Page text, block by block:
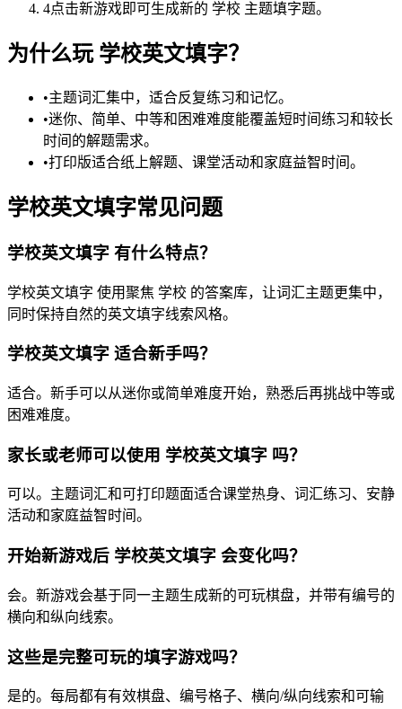
4点击新游戏即可生成新的 学校 主题填字题。
为什么玩 学校英文填字？
•主题词汇集中，适合反复练习和记忆。
•迷你、简单、中等和困难难度能覆盖短时间练习和较长
时间的解题需求。
•打印版适合纸上解题、课堂活动和家庭益智时间。
学校英文填字常见问题
学校英文填字 有什么特点？
学校英文填字 使用聚焦 学校 的答案库，让词汇主题更集中，
同时保持自然的英文填字线索风格。
学校英文填字 适合新手吗？
适合。新手可以从迷你或简单难度开始，熟悉后再挑战中等或
困难难度。
家长或老师可以使用 学校英文填字 吗？
可以。主题词汇和可打印题面适合课堂热身、词汇练习、安静
活动和家庭益智时间。
开始新游戏后 学校英文填字 会变化吗？
会。新游戏会基于同一主题生成新的可玩棋盘，并带有编号的
横向和纵向线索。
这些是完整可玩的填字游戏吗？
是的。每局都有有效棋盘、编号格子、横向/纵向线索和可输